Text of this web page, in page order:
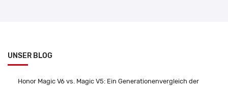
UNSER BLOG
Honor Magic V6 vs. Magic V5: Ein Generationenvergleich der